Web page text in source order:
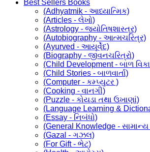
Best Sellers Books
(Adhyatmik - આધ્યાત્મિક)
(Articles - લેખો)
(Astrology - જ્યોતિષશાસ્ત્ર)
(Autobiography - આત્મચરિત્ર)
(Ayurved - આયૂર્વેદ)
(Biography - જીવનચરિત્રો)
(Child Development - બાળ
(Child Stories - બાળવાર્તા)
(Computer - કમ્પ્યુટર )
(Cooking - વાનગી)
(Puzzle - કોયડા તથા ઉખાણાં)
(Language Learning &
(Essay - નિબંધો)
(General Knowledge - સામાન્ય
(Gazal - ગઝલ)
(For Gift - ભેટ)